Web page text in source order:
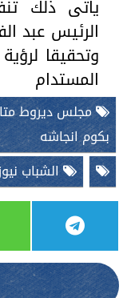
ياتى ذلك
الرئيس عبد
المستدام
مجلس ديروط
بكوم انجاشه
الشباب